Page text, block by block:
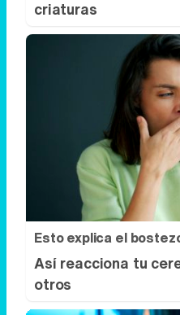
Esto explica el
Así reacciona tu